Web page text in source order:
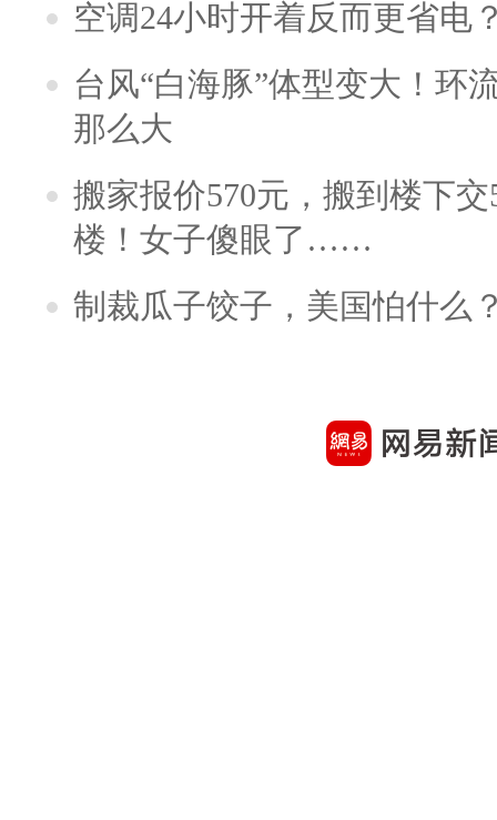
空调24小时开着反而更省电
台风“白海豚”体型变大！环
那么大
搬家报价570元，搬到楼下
楼！女子傻眼了……
制裁瓜子饺子，美国怕什么